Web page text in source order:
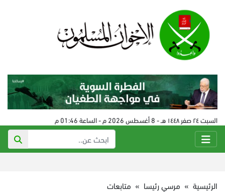
السبت ٢٤ صفر ١٤٤٨ هـ - 8 أغسطس 2026 م - الساعة 01:46 م
الرئيسية » مرسي رئيسا » متابعات